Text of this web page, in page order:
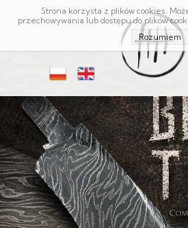
Strona korzysta z plików cookies.
przechowywania lub dostępu do plików
Rozumiem